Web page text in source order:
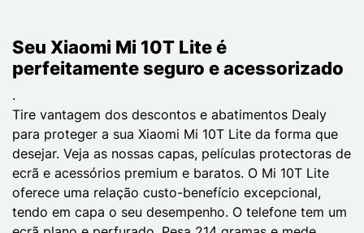
Seu Xiaomi Mi 10T Lite é
perfeitamente seguro e acessorizado
.
Tire vantagem dos descontos e abatimentos Dealy
para proteger a sua Xiaomi Mi 10T Lite da forma que
desejar. Veja as nossas capas, películas protectoras de
ecrã e acessórios premium e baratos. O Mi 10T Lite
oferece uma relação custo-benefício excepcional,
tendo em capa o seu desempenho. O telefone tem um